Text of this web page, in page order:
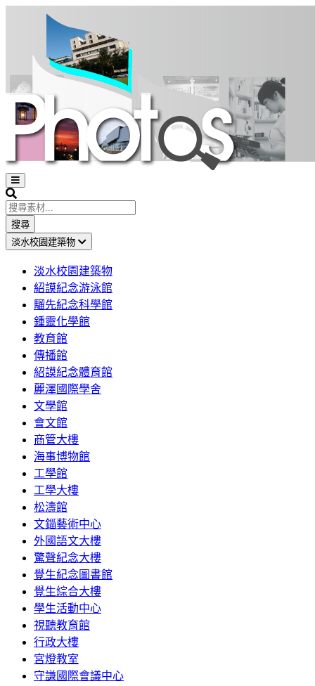
Open
sidebar
Search
搜尋
淡水校園建築物
淡水校園建築物
紹謨紀念游泳館
騮先紀念科學館
鍾靈化學館
教育館
傳播館
紹謨紀念體育館
麗澤國際學舍
文學館
會文館
商管大樓
海事博物館
工學館
工學大樓
松濤館
文錙藝術中心
外國語文大樓
驚聲紀念大樓
覺生紀念圖書館
覺生綜合大樓
學生活動中心
視聽教育館
行政大樓
宮燈教室
守謙國際會議中心